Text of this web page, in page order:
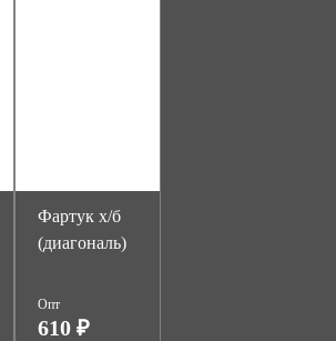
Фартук х/б
(диагональ)
Опт
610 ₽